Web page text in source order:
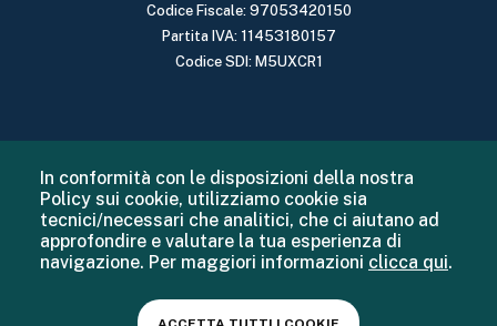
Codice Fiscale: 97053420150
Partita IVA: 11453180157
Codice SDI: M5UXCR1
In conformità con le disposizioni della nostra
Policy sui cookie, utilizziamo cookie sia
tecnici/necessari che analitici, che ci aiutano ad
approfondire e valutare la tua esperienza di
navigazione. Per maggiori informazioni clicca qui.